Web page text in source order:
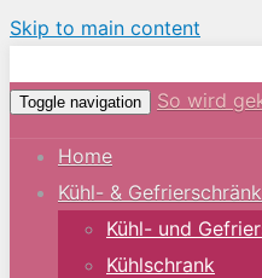
Skip to main content
Toggle navigation So wird
Home
Kühl- &
Kühl- und
Kühlschrank